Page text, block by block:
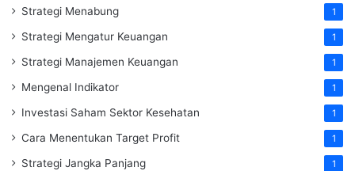
Strategi Menabung 1
Strategi Mengatur Keuangan 1
Strategi Manajemen Keuangan 1
Mengenal Indikator 1
Investasi Saham Sektor Kesehatan 1
Cara Menentukan Target Profit 1
Strategi Jangka Panjang 1